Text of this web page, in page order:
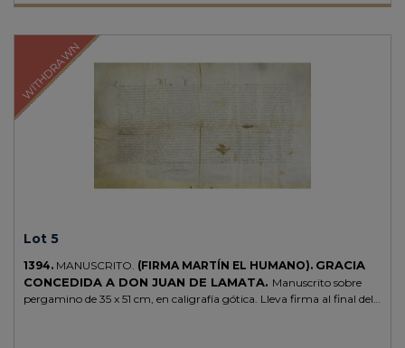
WITHDRAWN
Lot 5
1394. MANUSCRITO. (FIRMA MARTÍN EL HUMANO). GRACIA
CONCEDIDA A DON JUAN DE LAMATA. Manuscrito sobre
pergamino de 35 x 51 cm, en caligrafía gótica. Lleva firma al final del